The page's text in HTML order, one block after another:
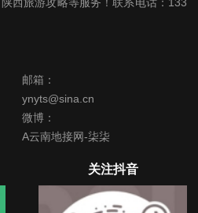
邮箱：
ynyts@sina.cn
微博：
A云南地接网-柒柒
关注抖音